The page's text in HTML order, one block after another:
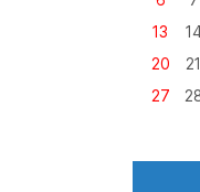
13
20
21
27